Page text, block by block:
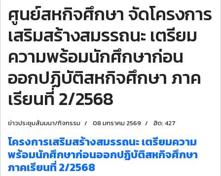
ศูนย์สหกิจศึกษา จัดโครงการ
เสริมสร้างสมรรถนะ เตรียม
ความพร้อมนักศึกษาก่อน
ออกปฏิบัติสหกิจศึกษา ภาค
เรียนที่ 2/2568
ข่าวประชุมสัมมนา/กิจกรรม 08 มกราคม 2569 ฮิต: 427
โครงการเสริมสร้างสมรรถนะ เตรียมความ
พร้อมนักศึกษาก่อนออกปฏิบัติสหกิจศึกษา
ภาคเรียนที่ 2/2568